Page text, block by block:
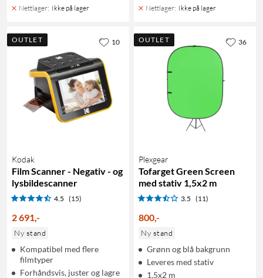
Nettlager: Ikke på lager Nettlager: Ikke på lager
OUTLET
Kodak
Film Scanner - Negativ - og
lysbildescanner
4.5 (15)
2 691,-
Ny stand
Kompatibel med flere
filmtyper
Forhåndsvis, juster og lagre
10 OUTLET
Plexgear
Tofarget Green Screen
med stativ 1,5x2 m
3.5 (11)
800,-
Ny stand
Grønn og blå bakgrunn
Leveres med stativ
1,5x2 m
36